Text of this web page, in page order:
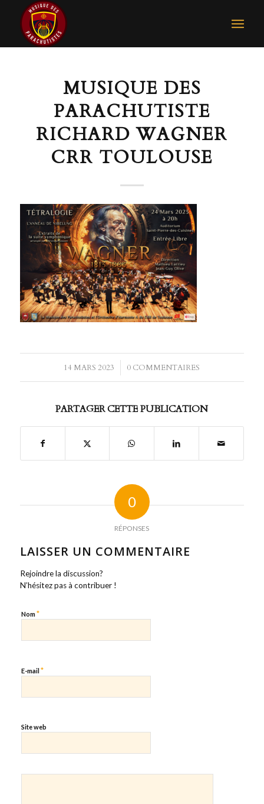
MUSIQUE DES
PARACHUTISTE
RICHARD WAGNER
CRR TOULOUSE
14 MARS 2023
/ 0 COMMENTAIRES
PARTAGER CETTE PUBLICATION
0
RÉPONSES
LAISSER UN COMMENTAIRE
Rejoindre la discussion?
N’hésitez pas à contribuer !
Nom*
E-mail *
Site web